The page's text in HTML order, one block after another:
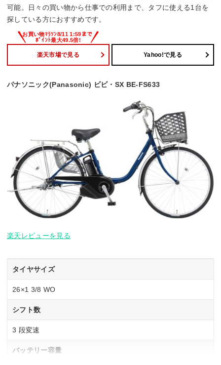
可能。日々の買い物から仕事での利用まで、タフに使える1台を
探している方におすすめです。
楽天市場で見る Yahoo!で見る
パナソニック(Panasonic) ビビ・SX BE-FS633
楽天レビューを見る
タイヤサイズ
26×1 3/8 WO
シフト数
3 段変速
バッテリー容量